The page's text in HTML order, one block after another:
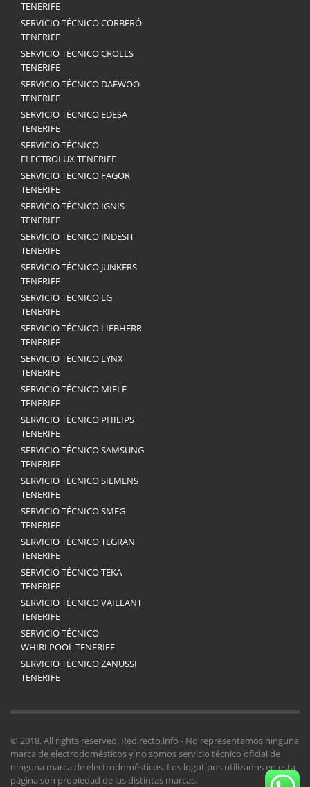
TENERIFE
SERVICIO TÉCNICO CORBERÓ
TENERIFE
SERVICIO TÉCNICO CROLLS
TENERIFE
SERVICIO TÉCNICO DAEWOO
TENERIFE
SERVICIO TÉCNICO EDESA
TENERIFE
SERVICIO TÉCNICO
ELECTROLUX TENERIFE
SERVICIO TÉCNICO FAGOR
TENERIFE
SERVICIO TÉCNICO IGNIS
TENERIFE
SERVICIO TÉCNICO INDESIT
TENERIFE
SERVICIO TÉCNICO JUNKERS
TENERIFE
SERVICIO TÉCNICO LG
TENERIFE
SERVICIO TÉCNICO LIEBHERR
TENERIFE
SERVICIO TÉCNICO LYNX
TENERIFE
SERVICIO TÉCNICO MIELE
TENERIFE
SERVICIO TÉCNICO PHILIPS
TENERIFE
SERVICIO TÉCNICO SAMSUNG
TENERIFE
SERVICIO TÉCNICO SIEMENS
TENERIFE
SERVICIO TÉCNICO SMEG
TENERIFE
SERVICIO TÉCNICO TEGRAN
TENERIFE
SERVICIO TÉCNICO TEKA
TENERIFE
SERVICIO TÉCNICO VAILLANT
TENERIFE
SERVICIO TÉCNICO
WHIRLPOOL TENERIFE
SERVICIO TÉCNICO ZANUSSI
TENERIFE
© 2018. All rights reserved. Redirecto.info - No representamos ninguna
marca de electrodomésticos y no somos servicio técnico oficial de
ninguna marca de electrodomésticos. Los logotipos utilizados en esta
página son propiedad de las distintas marcas.